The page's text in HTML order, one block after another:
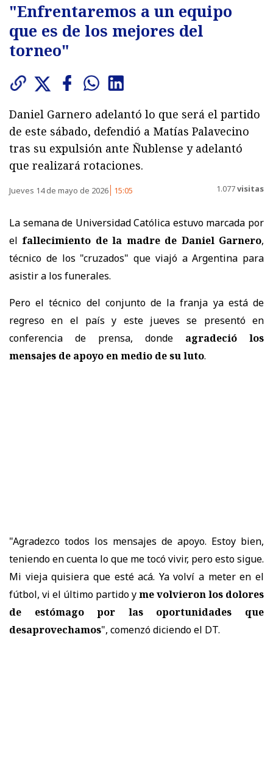
"Enfrentaremos a un equipo
que es de los mejores del
torneo"
Daniel Garnero adelantó lo que será el partido
de este sábado, defendió a Matías Palavecino
tras su expulsión ante Ñublense y adelantó
que realizará rotaciones.
Jueves 14 de mayo de 2026 15:05 1.077visitas
La semana de Universidad Católica estuvo marcada por
el fallecimiento de la madre de Daniel Garnero,
técnico de los "cruzados" que viajó a Argentina para
asistir a los funerales.
Pero el técnico del conjunto de la franja ya está de
regreso en el país y este jueves se presentó en
conferencia de prensa, donde agradeció los
mensajes de apoyo en medio de su luto.
"Agradezco todos los mensajes de apoyo. Estoy bien,
teniendo en cuenta lo que me tocó vivir, pero esto sigue.
Mi vieja quisiera que esté acá. Ya volví a meter en el
fútbol, vi el último partido yme volvieron los dolores
de estómago por las oportunidades que
desaprovechamos", comenzó diciendo el DT.